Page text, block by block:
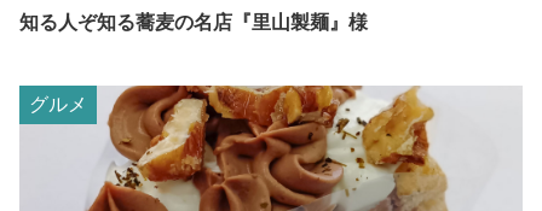
知る人ぞ知る蕎麦の名店『里山製麺』様
グルメ